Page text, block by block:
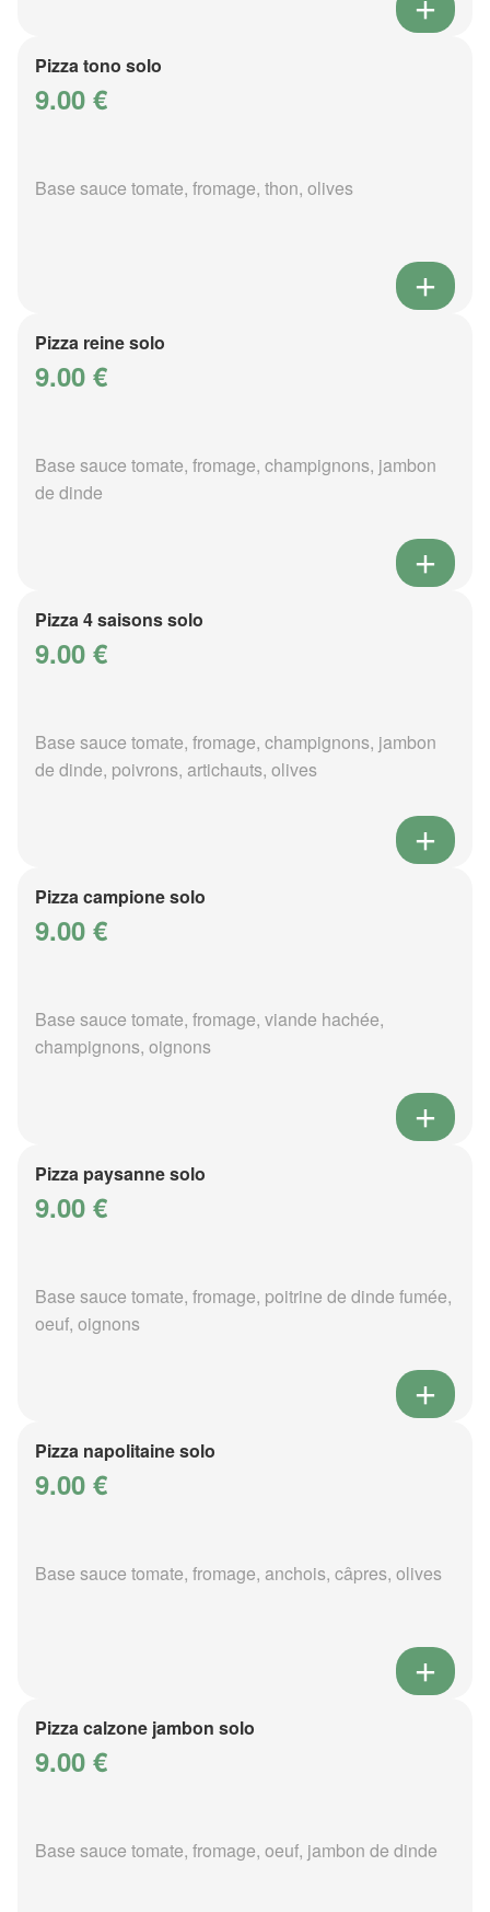
Pizza tono solo
9.00 €
Base sauce tomate, fromage, thon, olives
Pizza reine solo
9.00 €
Base sauce tomate, fromage, champignons, jambon
de dinde
Pizza 4 saisons solo
9.00 €
Base sauce tomate, fromage, champignons, jambon
de dinde, poivrons, artichauts, olives
Pizza campione solo
9.00 €
Base sauce tomate, fromage, viande hachée,
champignons, oignons
Pizza paysanne solo
9.00 €
Base sauce tomate, fromage, poitrine de dinde fumée,
oeuf, oignons
Pizza napolitaine solo
9.00 €
Base sauce tomate, fromage, anchois, câpres, olives
Pizza calzone jambon solo
9.00 €
Base sauce tomate, fromage, oeuf, jambon de dinde